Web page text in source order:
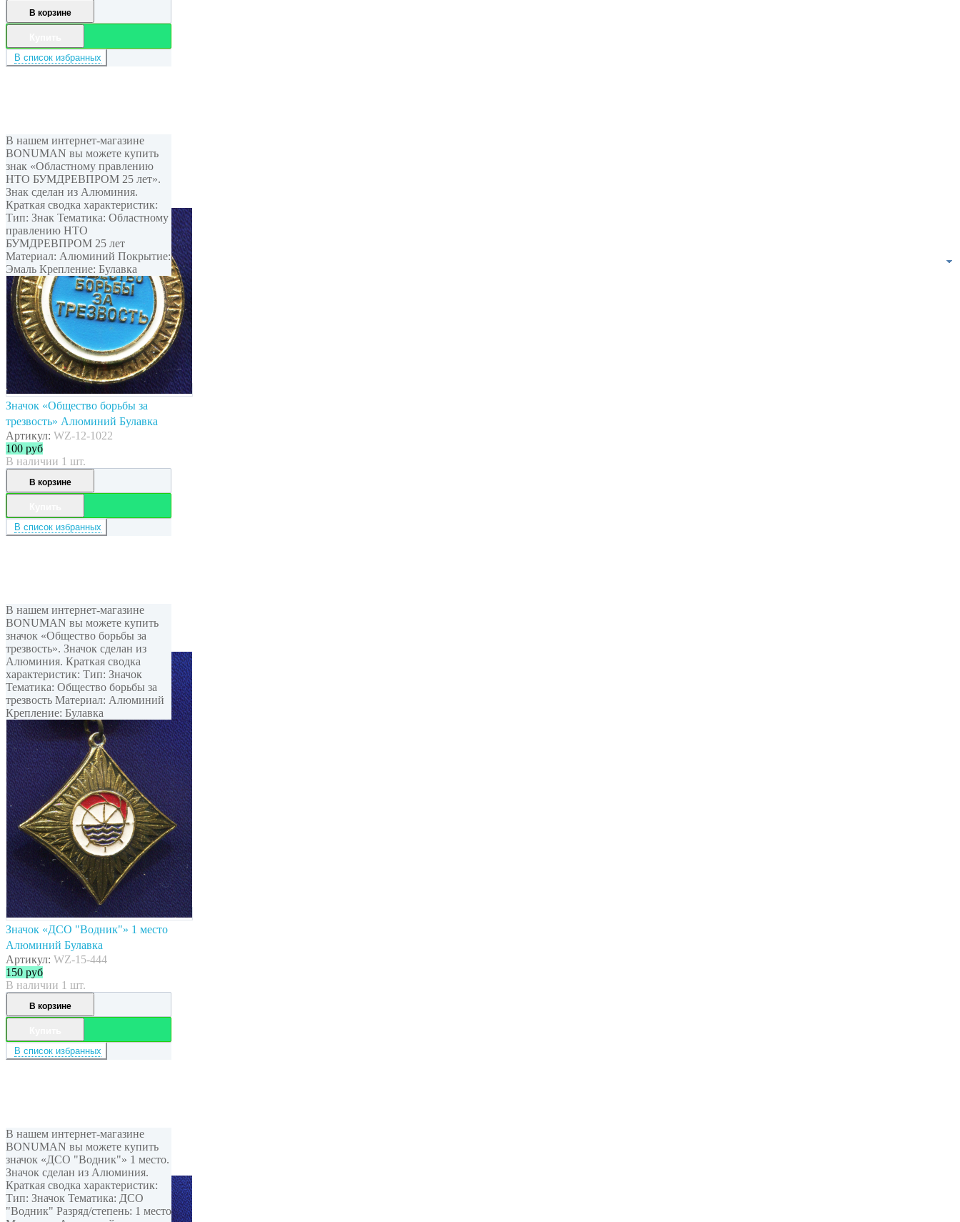
В корзине
В список избранных
В нашем интернет-магазине
BONUMAN вы можете купить
знак «Областному правлению
НТО БУМДРЕВПРОМ 25 лет».
Знак сделан из Алюминия.
Краткая сводка характеристик:
Тип: Знак Тематика: Областному
правлению НТО
БУМДРЕВПРОМ 25 лет
Материал: Алюминий Покрытие:
Эмаль Крепление: Булавка
Значок «Общество борьбы за
трезвость» Алюминий Булавка
Артикул: WZ-12-1022
100 руб
В наличии 1 шт.
В корзине
В список избранных
В нашем интернет-магазине
BONUMAN вы можете купить
значок «Общество борьбы за
трезвость». Значок сделан из
Алюминия. Краткая сводка
характеристик: Тип: Значок
Тематика: Общество борьбы за
трезвость Материал: Алюминий
Крепление: Булавка
Значок «ДСО "Водник"» 1 место
Алюминий Булавка
Артикул: WZ-15-444
150 руб
В наличии 1 шт.
В корзине
В список избранных
В нашем интернет-магазине
BONUMAN вы можете купить
значок «ДСО "Водник"» 1 место.
Значок сделан из Алюминия.
Краткая сводка характеристик:
Тип: Значок Тематика: ДСО
"Водник" Разряд/степень: 1 место